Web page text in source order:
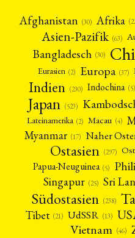
Afghanistan (30) Afrika
Asien-Pazifik (63)
Bangladesch (30)
Eurasien (2) Europa (37)
Indien (230) Indochina (5)
Japan (523)
Lateinamerika (2) Macau (4)
Myanmar (17) Naher
Ostasien (297)
Papua-Neuguinea (5)
Singapur (25) Sri
Südostasien (238)
Tibet (21) UdSSR (13)
Vietnam (46)